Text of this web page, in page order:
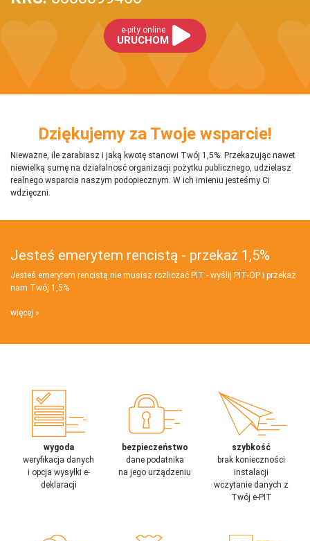
e-pity online
URUCHOM
Dziękujemy za Twoje wsparcie!
Nieważne, ile zarabiasz i jaką kwotę stanowi Twój 1,5%. Przekazując nawet
niewielką sumę na działalnosć organizacji pożytku publicznego, udzielasz
realnego wsparcia naszym podopiecznym. W ich imieniu jesteśmy Ci
wdzięczni.
Jesteś emerytem rencistą - przekaż 1,5%
Jesteś emerytem rencistą nie musisz rozliczać PIT - wyślij PIT‑OP i przekaż
nam Twój 1,5%
więcej
wygoda
weryfikacja danych
i opcja wysyłki e-
deklaracji
bezpieczeństwo
dane podatnika
na jego urządzeniu
szybkość
brak konieczności
instalacji
wczytanie danych z
Twój e-PIT